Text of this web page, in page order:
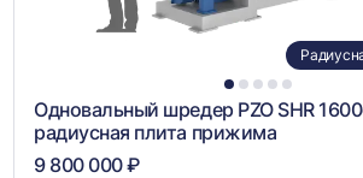
1 2 3 4 5
Одновальный шредер PZO SHR
радиусная плита прижима
9 800 000 ₽